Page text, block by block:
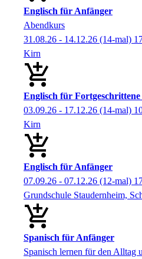
Englisch für Anfänger
Abendkurs
31.08.26 - 14.12.26 (14-mal)
Kirn
Englisch für Fortgeschrittene
03.09.26 - 17.12.26 (14-mal)
Kirn
Englisch für Anfänger
07.09.26 - 07.12.26 (12-mal)
Grundschule Staudernheim,
Spanisch für Anfänger
Spanisch lernen für den Alltag